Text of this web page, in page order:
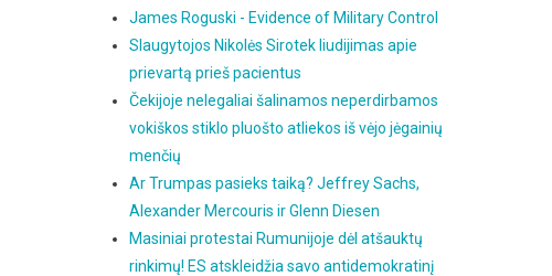
James Roguski - Evidence of Military Control
Slaugytojos Nikolės Sirotek liudijimas apie
prievartą prieš pacientus
Čekijoje nelegaliai šalinamos neperdirbamos
vokiškos stiklo pluošto atliekos iš vėjo jėgainių
menčių
Ar Trumpas pasieks taiką? Jeffrey Sachs,
Alexander Mercouris ir Glenn Diesen
Masiniai protestai Rumunijoje dėl atšauktų
rinkimų! ES atskleidžia savo antidemokratinį